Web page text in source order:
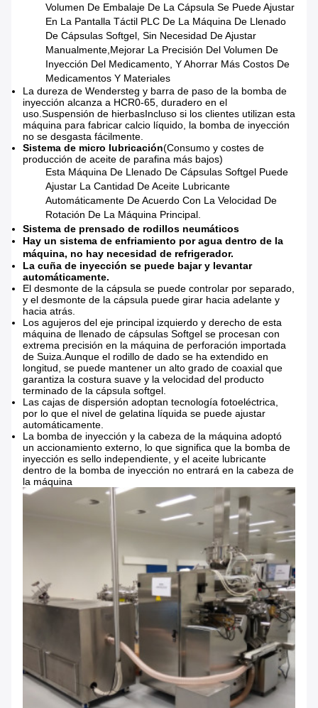
Volumen De Embalaje De La Cápsula Se Puede Ajustar
En La Pantalla Táctil PLC De La Máquina De Llenado
De Cápsulas Softgel, Sin Necesidad De Ajustar
Manualmente,Mejorar La Precisión Del Volumen De
Inyección Del Medicamento, Y Ahorrar Más Costos De
Medicamentos Y Materiales
La dureza de Wendersteg y barra de paso de la bomba de
inyección alcanza a HCR0-65, duradero en el
uso.Suspensión de hierbasIncluso si los clientes utilizan esta
máquina para fabricar calcio líquido, la bomba de inyección
no se desgasta fácilmente.
Sistema de micro lubricación(Consumo y costes de
producción de aceite de parafina más bajos)
Esta Máquina De Llenado De Cápsulas Softgel Puede
Ajustar La Cantidad De Aceite Lubricante
Automáticamente De Acuerdo Con La Velocidad De
Rotación De La Máquina Principal.
Sistema de prensado de rodillos neumáticos
Hay un sistema de enfriamiento por agua dentro de la
máquina, no hay necesidad de refrigerador.
La cuña de inyección se puede bajar y levantar
automáticamente.
El desmonte de la cápsula se puede controlar por separado,
y el desmonte de la cápsula puede girar hacia adelante y
hacia atrás.
Los agujeros del eje principal izquierdo y derecho de esta
máquina de llenado de cápsulas Softgel se procesan con
extrema precisión en la máquina de perforación importada
de Suiza.Aunque el rodillo de dado se ha extendido en
longitud, se puede mantener un alto grado de coaxial que
garantiza la costura suave y la velocidad del producto
terminado de la cápsula softgel.
Las cajas de dispersión adoptan tecnología fotoeléctrica,
por lo que el nivel de gelatina líquida se puede ajustar
automáticamente.
La bomba de inyección y la cabeza de la máquina adoptó
un accionamiento externo, lo que significa que la bomba de
inyección es sello independiente, y el aceite lubricante
dentro de la bomba de inyección no entrará en la cabeza de
la máquina